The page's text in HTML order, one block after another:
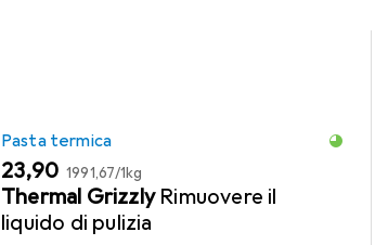
Pasta termica
EUR
23,90 EUR
1991,67/1kg
Thermal Grizzly Rimuovere il
liquido di pulizia